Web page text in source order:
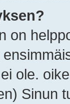
on
ole.
Sinun